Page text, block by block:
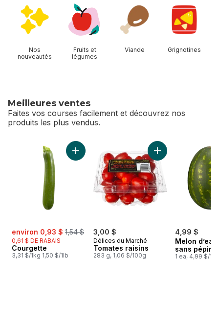
Nos
nouveautés
Fruits et
légumes
Viande Grignotines
Meilleures ventes
Faites vos courses facilement et découvrez nos
produits les plus vendus.
sauter Meilleures ventes
sale:
environ 0,93 $ , formerly:
1,54 $
0,61 $ DE RABAIS
Courgette
3,31 $/1kg 1,50 $/1lb
Ajouter Courgette au panier
3,00 $
Délices du Marché
Tomates raisins
283 g, 1,06 $/100g
Ajouter Tomates
4,99 $
Melon
sans pépins
1 ea, 4,99 $/1ch